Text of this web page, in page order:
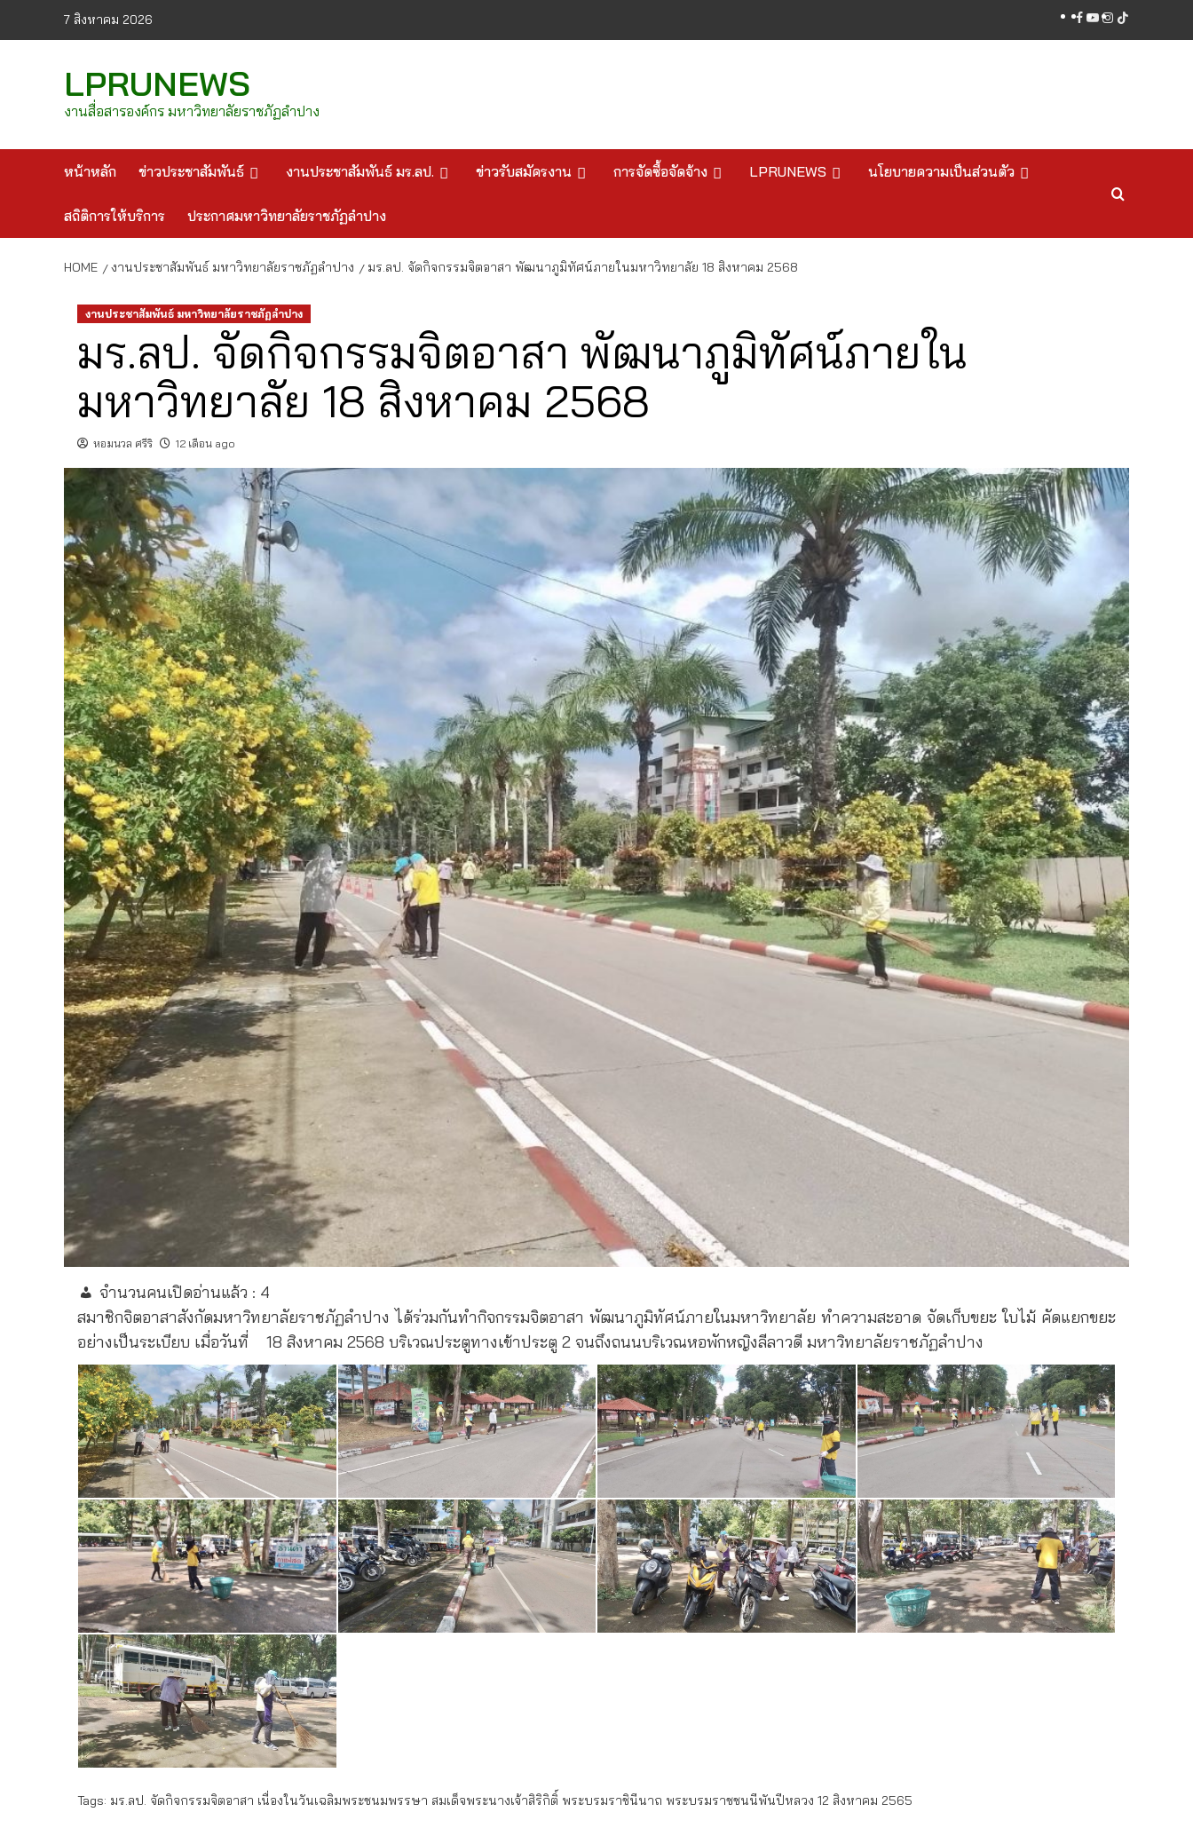
7 สิงหาคม 2026 facebook
youtube
instagram
tiktok
LPRUNEWS
งานสื่อสารองค์กร มหาวิทยาลัยราชภัฏลำปาง
หน้าหลัก ข่าวประชาสัมพันธ์ งานประชาสัมพันธ์ มร.ลป. ข่าวรับสมัครงาน การจัดซื้อจัดจ้าง LPRUNEWS นโยบายความเป็นส่วนตัว
สถิติการให้บริการ ประกาศมหาวิทยาลัยราชภัฏลำปาง
HOME งานประชาสัมพันธ์ มหาวิทยาลัยราชภัฏลำปาง มร.ลป. จัดกิจกรรมจิตอาสา พัฒนาภูมิทัศน์ภายในมหาวิทยาลัย 18 สิงหาคม 2568
งานประชาสัมพันธ์ มหาวิทยาลัยราชภัฏลำปาง
มร.ลป. จัดกิจกรรมจิตอาสา พัฒนาภูมิทัศน์ภายใน
มหาวิทยาลัย 18 สิงหาคม 2568
หอมนวล ศรีริ 12 เดือน ago
จำนวนคนเปิดอ่านแล้ว : 4
สมาชิกจิตอาสาสังกัดมหาวิทยาลัยราชภัฏลำปาง ได้ร่วมกันทำกิจกรรมจิตอาสา พัฒนาภูมิทัศน์ภายในมหาวิทยาลัย ทำความสะอาด จัดเก็บขยะ ใบไม้ คัดแยกขยะ
อย่างเป็นระเบียบ เมื่อวันที่
18 สิงหาคม 2568 บริเวณประตูทางเข้าประตู 2 จนถึงถนนบริเวณหอพักหญิงลีลาวดี มหาวิทยาลัยราชภัฏลำปาง
Tags: มร.ลป. จัดกิจกรรมจิตอาสา เนื่องในวันเฉลิมพระชนมพรรษา สมเด็จพระนางเจ้าสิริกิติ์ พระบรมราชินีนาถ พระบรมราชชนนีพันปีหลวง 12 สิงหาคม 2565